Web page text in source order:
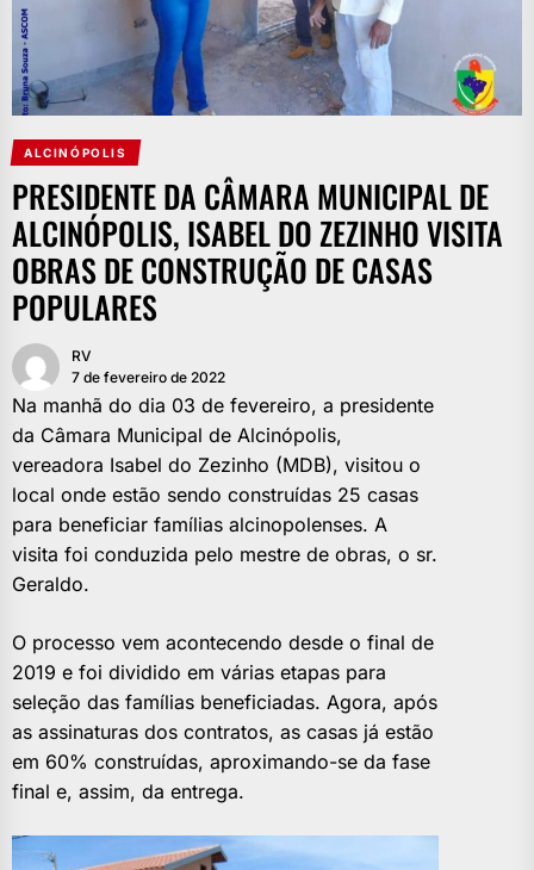
ALCINÓPOLIS
PRESIDENTE DA CÂMARA MUNICIPAL DE
ALCINÓPOLIS, ISABEL DO ZEZINHO VISITA
OBRAS DE CONSTRUÇÃO DE CASAS
POPULARES
RV
7 de fevereiro de 2022
Na manhã do dia 03 de fevereiro, a presidente
da Câmara Municipal de Alcinópolis,
vereadora Isabel do Zezinho (MDB), visitou o
local onde estão sendo construídas 25 casas
para beneficiar famílias alcinopolenses. A
visita foi conduzida pelo mestre de obras, o sr.
Geraldo.
O processo vem acontecendo desde o final de
2019 e foi dividido em várias etapas para
seleção das famílias beneficiadas. Agora, após
as assinaturas dos contratos, as casas já estão
em 60% construídas, aproximando-se da fase
final e, assim, da entrega.